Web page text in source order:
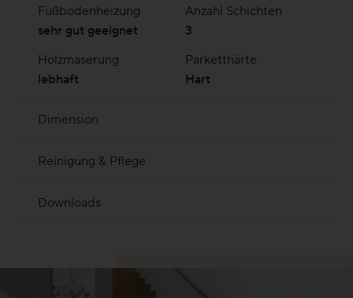
Fußbodenheizung
sehr gut geeignet
Anzahl Schichten
3
Holzmaserung
lebhaft
Parketthärte
Hart
Dimension
mm Nutzschicht
Reinigung & Pflege
Downloads
MB 020 Parkett auf Fußbodenheizung